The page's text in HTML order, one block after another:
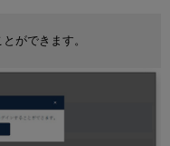
ができます。